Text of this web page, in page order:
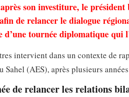
son investiture, le président
de relancer le dialogue
d’une tournée diplomatique
intervient dans un contexte de
Sahel (AES), après plusieurs
de relancer les relations